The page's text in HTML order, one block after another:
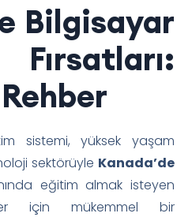
Bilgisayar
sistemi, yüksek yaşam
sektörüyle Kanada’de
eğitim almak isteyen
için mükemmel bir